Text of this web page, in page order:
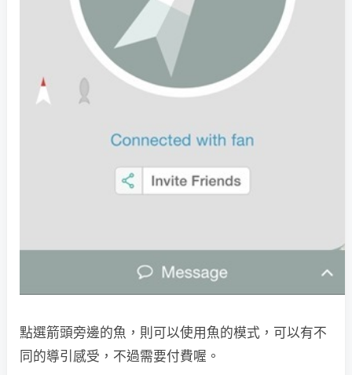
點選箭頭旁邊的魚，則可以使用魚的模式，可以有不
同的導引感受，不過需要付費喔。